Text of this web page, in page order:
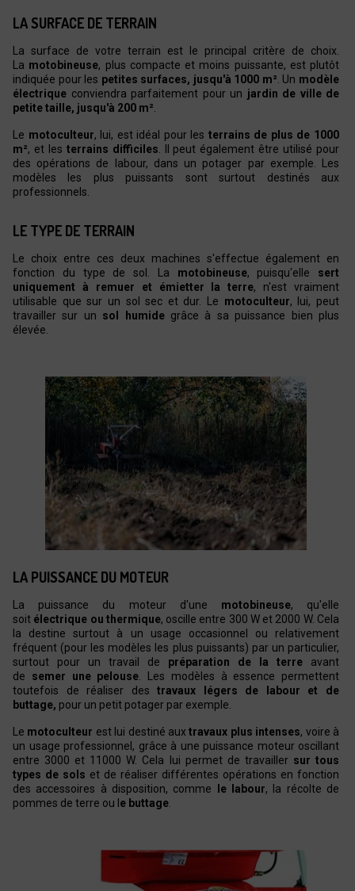
LA SURFACE DE TERRAIN
La surface de votre terrain est le principal critère de choix.
La motobineuse, plus compacte et moins puissante, est plutôt
indiquée pour les petites surfaces, jusqu'à 1000 m² . Un modèle
électrique conviendra parfaitement pour un jardin de ville de
petite taille, jusqu'à 200 m²
Le motoculteur, lui, est idéal pour les terrains de plus de 1000
m², et les terrains difficiles . Il peut également être utilisé pour
des opérations de labour, dans un potager par exemple. Les
modèles les plus puissants sont surtout destinés aux
professionnels.
LE TYPE DE TERRAIN
Le choix entre ces deux machines s'effectue également en
fonction du type de sol. La motobineuse, puisqu'elle sert
uniquement à remuer et émietter la terre, n'est vraiment
utilisable que sur un sol sec et dur. Le motoculteur, lui, peut
travailler sur un sol humide grâce à sa puissance bien plus
élevée.
LA PUISSANCE DU MOTEUR
La puissance du moteur d'une motobineuse, qu'elle
soit électrique ou thermique, oscille entre 300 W et 2000 W. Cela
la destine surtout à un usage occasionnel ou relativement
fréquent (pour les modèles les plus puissants) par un particulier,
surtout pour un travail de préparation de la terre avant
de semer une pelouse. Les modèles à essence permettent
toutefois de réaliser destravaux légers de labour et de
buttage, pour un petit potager par exemple.
Le motoculteur est lui destiné auxtravaux plus intenses, voire à
un usage professionnel, grâce à une puissance moteur oscillant
entre 3000 et 11000 W. Cela lui permet de travailler sur tous
types de sols et de réaliser différentes opérations en fonction
des accessoires à disposition, comme le labour, la récolte de
pommes de terre ou l e buttage.